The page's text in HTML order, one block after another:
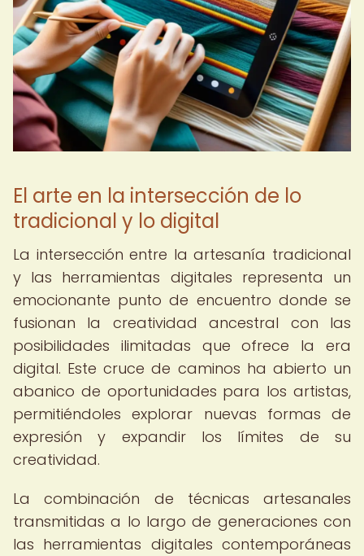
El arte en la intersección de lo
tradicional y lo digital
La intersección entre la artesanía tradicional
y las herramientas digitales representa un
emocionante punto de encuentro donde se
fusionan la creatividad ancestral con las
posibilidades ilimitadas que ofrece la era
digital. Este cruce de caminos ha abierto un
abanico de oportunidades para los artistas,
permitiéndoles explorar nuevas formas de
expresión y expandir los límites de su
creatividad.
La combinación de técnicas artesanales
transmitidas a lo largo de generaciones con
las herramientas digitales contemporáneas